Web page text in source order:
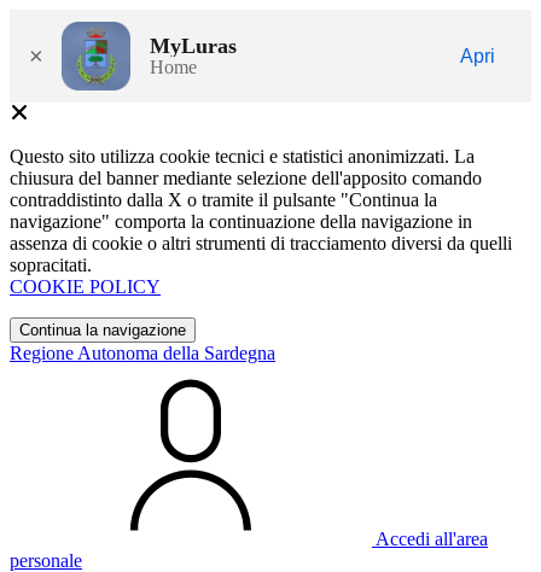
× MyLuras
Home
Apri
Questo sito utilizza cookie tecnici e statistici anonimizzati. La
chiusura del banner mediante selezione dell'apposito comando
contraddistinto dalla X o tramite il pulsante "Continua la
navigazione" comporta la continuazione della navigazione in
assenza di cookie o altri strumenti di tracciamento diversi da quelli
sopracitati.
COOKIE POLICY
Continua la navigazione
Regione Autonoma della Sardegna
Accedi all'area
personale